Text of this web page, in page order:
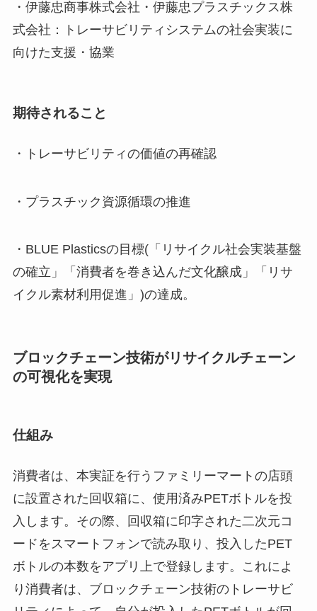
・伊藤忠商事株式会社・伊藤忠プラスチックス株
式会社：トレーサビリティシステムの社会実装に
向けた支援・協業
期待されること
・トレーサビリティの価値の再確認
・プラスチック資源循環の推進
・BLUE Plasticsの目標(「リサイクル社会実装基盤
の確立」「消費者を巻き込んだ文化醸成」「リサ
イクル素材利用促進」)の達成。
ブロックチェーン技術がリサイクルチェーン
の可視化を実現
仕組み
消費者は、本実証を行うファミリーマートの店頭
に設置された回収箱に、使用済みPETボトルを投
入します。その際、回収箱に印字された二次元コ
ードをスマートフォンで読み取り、投入したPET
ボトルの本数をアプリ上で登録します。これによ
り消費者は、ブロックチェーン技術のトレーサビ